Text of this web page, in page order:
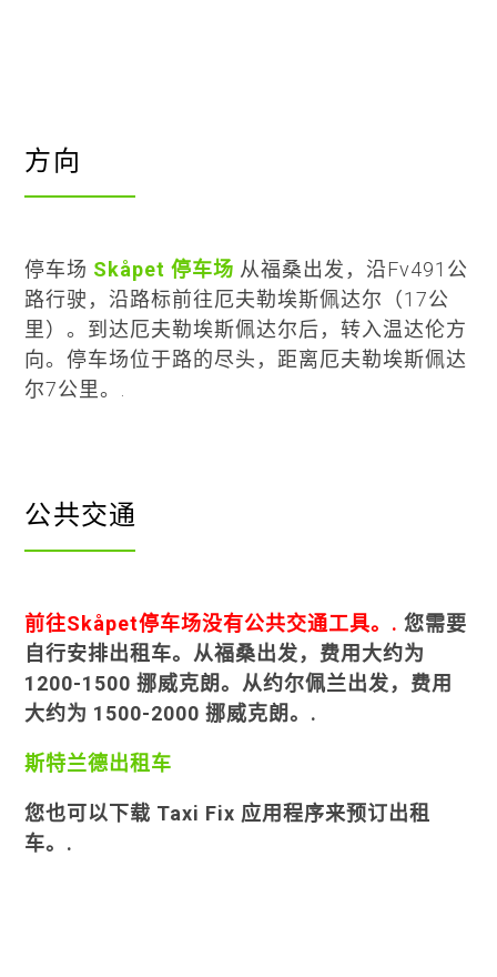
方向
停车场 Skåpet 停车场 从福桑出发，沿Fv491公
路行驶，沿路标前往厄夫勒埃斯佩达尔（17公
里）。到达厄夫勒埃斯佩达尔后，转入温达伦方
向。停车场位于路的尽头，距离厄夫勒埃斯佩达
尔7公里。.
公共交通
前往Skåpet停车场没有公共交通工具。. 您需要
自行安排出租车。从福桑出发，费用大约为
1200-1500 挪威克朗。从约尔佩兰出发，费用
大约为 1500-2000 挪威克朗。.
斯特兰德出租车
您也可以下载 Taxi Fix 应用程序来预订出租
车。.